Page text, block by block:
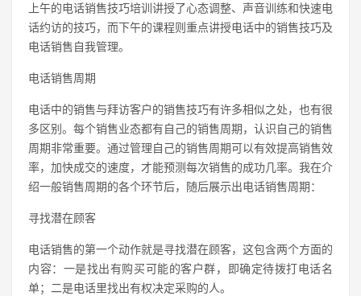
上午的电话销售技巧培训讲授了心态调整、声音训练和快速电
话约访的技巧，而下午的课程则重点讲授电话中的销售技巧及
电话销售自我管理。
电话销售周期
电话中的销售与拜访客户的销售技巧有许多相似之处，也有很
多区别。每个销售业态都有自己的销售周期，认识自己的销售
周期非常重要。通过管理自己的销售周期可以有效提高销售效
率，加快成交的速度，才能预测每次销售的成功几率。我在介
绍一般销售周期的各个环节后，随后展示出电话销售周期：
寻找潜在顾客
电话销售的第一个动作就是寻找潜在顾客，这包含两个方面的
内容：一是找出有购买可能的客户群，即确定待拨打电话名
单；二是电话里找出有权决定采购的人。